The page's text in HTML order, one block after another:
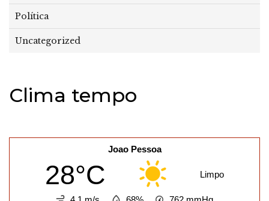
Política
Uncategorized
Clima tempo
Joao Pessoa
28°C Limpo